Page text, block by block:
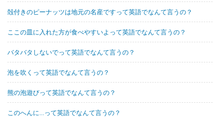
殻付きのピーナッツは地元の名産ですって英語でなんて言うの？
ここの皿に入れた方が食べやすいよって英語でなんて言うの？
バタバタしないでって英語でなんて言うの？
泡を吹くって英語でなんて言うの？
熊の泡遊びって英語でなんて言うの？
このへんに…って英語でなんて言うの？